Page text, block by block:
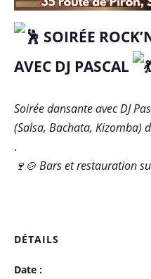
SOIRÉE
AVEC DJ PASCAL
Soirée dansante avec DJ
(Salsa, Bachata, Kizomba)
.
🍷🍲 Bars et restauration
DÉTAILS
Date :